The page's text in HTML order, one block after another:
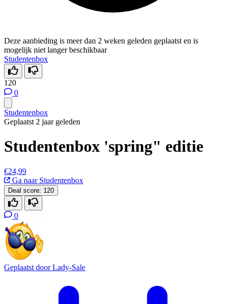
Deze aanbieding is meer dan 2 weken geleden geplaatst en is
mogelijk niet langer beschikbaar
Studentenbox
120
0
Studentenbox
Geplaatst 2 jaar geleden
Studentenbox 'spring" editie
€24,99
Ga naar Studentenbox
Deal score: 120
0
Geplaatst doorLady-Sale